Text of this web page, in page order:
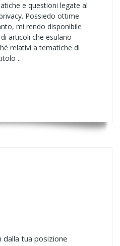
e questioni legate al
Possiedo ottime
mi rendo disponibile
articoli che esulano
relativi a tematiche di
..
dalla tua posizione